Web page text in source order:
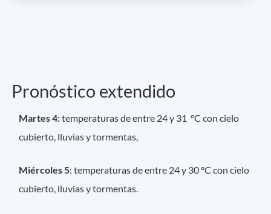
Pronóstico extendido
Martes 4:temperaturas de entre 24 y 31 ºC con cielo
cubierto, lluvias y tormentas,
Miércoles 5: temperaturas de entre 24 y 30 ºC con cielo
cubierto, lluvias y tormentas.